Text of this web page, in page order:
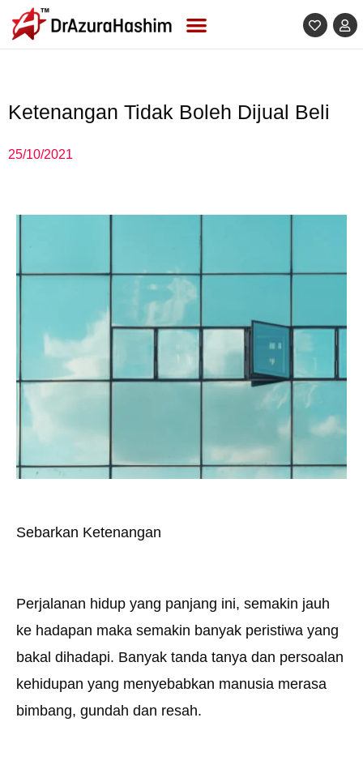
content
Ketenangan Tidak Boleh Dijual Beli
25/10/2021
Sebarkan Ketenangan
Perjalanan hidup yang panjang ini, semakin jauh
ke hadapan maka semakin banyak peristiwa yang
bakal dihadapi. Banyak tanda tanya dan persoalan
kehidupan yang menyebabkan manusia merasa
bimbang, gundah dan resah.